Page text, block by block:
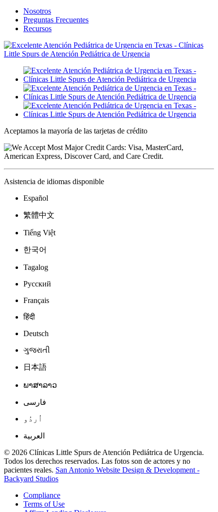
Nosotros
Preguntas Frecuentes
Recursos
Aceptamos la mayoría de las tarjetas de crédito
Asistencia de idiomas disponible
Español
繁體中文
Tiếng Việt
한국어
Tagalog
Русский
Français
हिंदी
Deutsch
ગુજરાતી
日本語
ພາສາລາວ
فارسی
اُردُو
العربية
© 2026 Clínicas Little Spurs de Atención Pediátrica de Urgencia.
Todos los derechos reservados. Las fotos son de actores y no
pacientes reales. San Antonio Website Design & Development -
Backyard Studios
Compliance
Terms of Use